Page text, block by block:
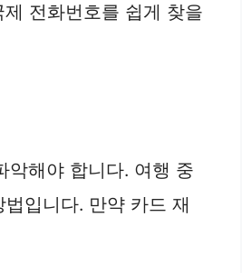
전화번호를 쉽게 찾을
악해야 합니다. 여행 중
입니다. 만약 카드 재